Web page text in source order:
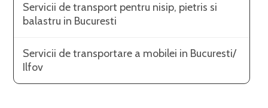
Servicii de transport pentru nisip, pietris si
balastru in Bucuresti
Servicii de transportare a mobilei in Bucuresti/
Ilfov